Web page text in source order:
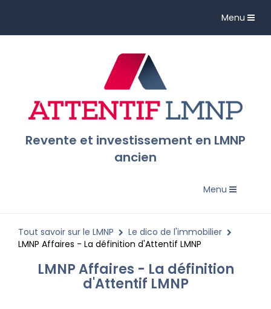
Toggle
Menu
Revente et investissement en LMNP
ancien
Toggle
Menu
Tout savoir sur le LMNP
Le dico de l'immobilier
LMNP Affaires - La définition d'Attentif LMNP
LMNP Affaires - La définition
d'Attentif LMNP